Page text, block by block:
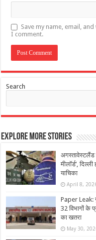
Save my name, email,
I comment.
Search
Explore More Stories
अगस्तावेस्टलैंड
मीलॉर्ड’,
याचिका
April 8,
Paper Leak:
32 विभागों के
का खतरा
May 30,